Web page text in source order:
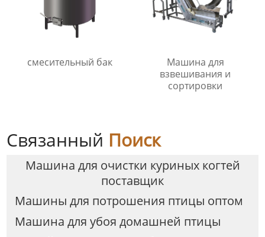
смесительный бак
Машина для
взвешивания и
сортировки
Связанный Поиск
Машина для очистки куриных когтей
поставщик
Машины для потрошения птицы оптом
Машина для убоя домашней птицы